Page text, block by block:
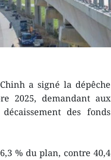
a signé la dépêche
2025, demandant aux
des fonds
% du plan, contre 40,4